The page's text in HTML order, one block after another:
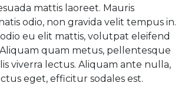
mattis laoreet. Mauris
odio, non gravida velit tempus in.
eu elit mattis, volutpat eleifend
quam metus, pellentesque
viverra lectus. Aliquam ante nulla,
eget, efficitur sodales est.